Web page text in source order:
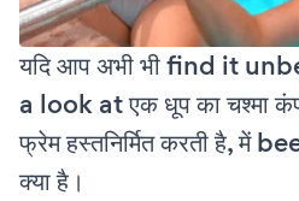
यदि आप अभी भी find it
a look at एक धूप का चश्मा
फ्रेम हस्तनिर्मित करती है, में
क्या है।